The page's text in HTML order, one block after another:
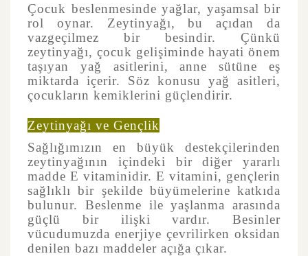
Çocuk beslenmesinde yağlar, yaşamsal bir
rol oynar. Zeytinyağı, bu açıdan da
vazgeçilmez bir besindir. Çünkü
zeytinyağı, çocuk gelişiminde hayati önem
taşıyan yağ asitlerini, anne sütüne eş
miktarda içerir. Söz konusu yağ asitleri,
çocukların kemiklerini güçlendirir.
Zeytinyağı ve Gençlik
Sağlığımızın en büyük destekçilerinden
zeytinyağının içindeki bir diğer yararlı
madde E vitaminidir. E vitamini, gençlerin
sağlıklı bir şekilde büyümelerine katkıda
bulunur. Beslenme ile yaşlanma arasında
güçlü bir ilişki vardır. Besinler
vücudumuzda enerjiye çevrilirken oksidan
denilen bazı maddeler açığa çıkar.